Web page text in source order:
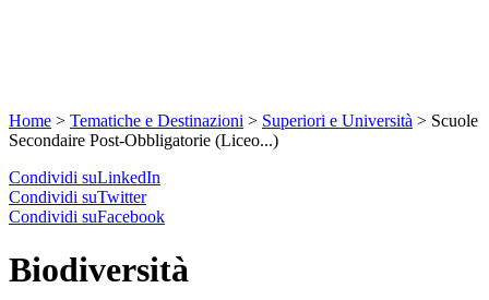
Home > Tematiche e Destinazioni > Superiori e Università > Scuole
Secondaire Post-Obbligatorie (Liceo...)
Condividi suLinkedIn
Condividi suTwitter
Condividi suFacebook
Biodiversità